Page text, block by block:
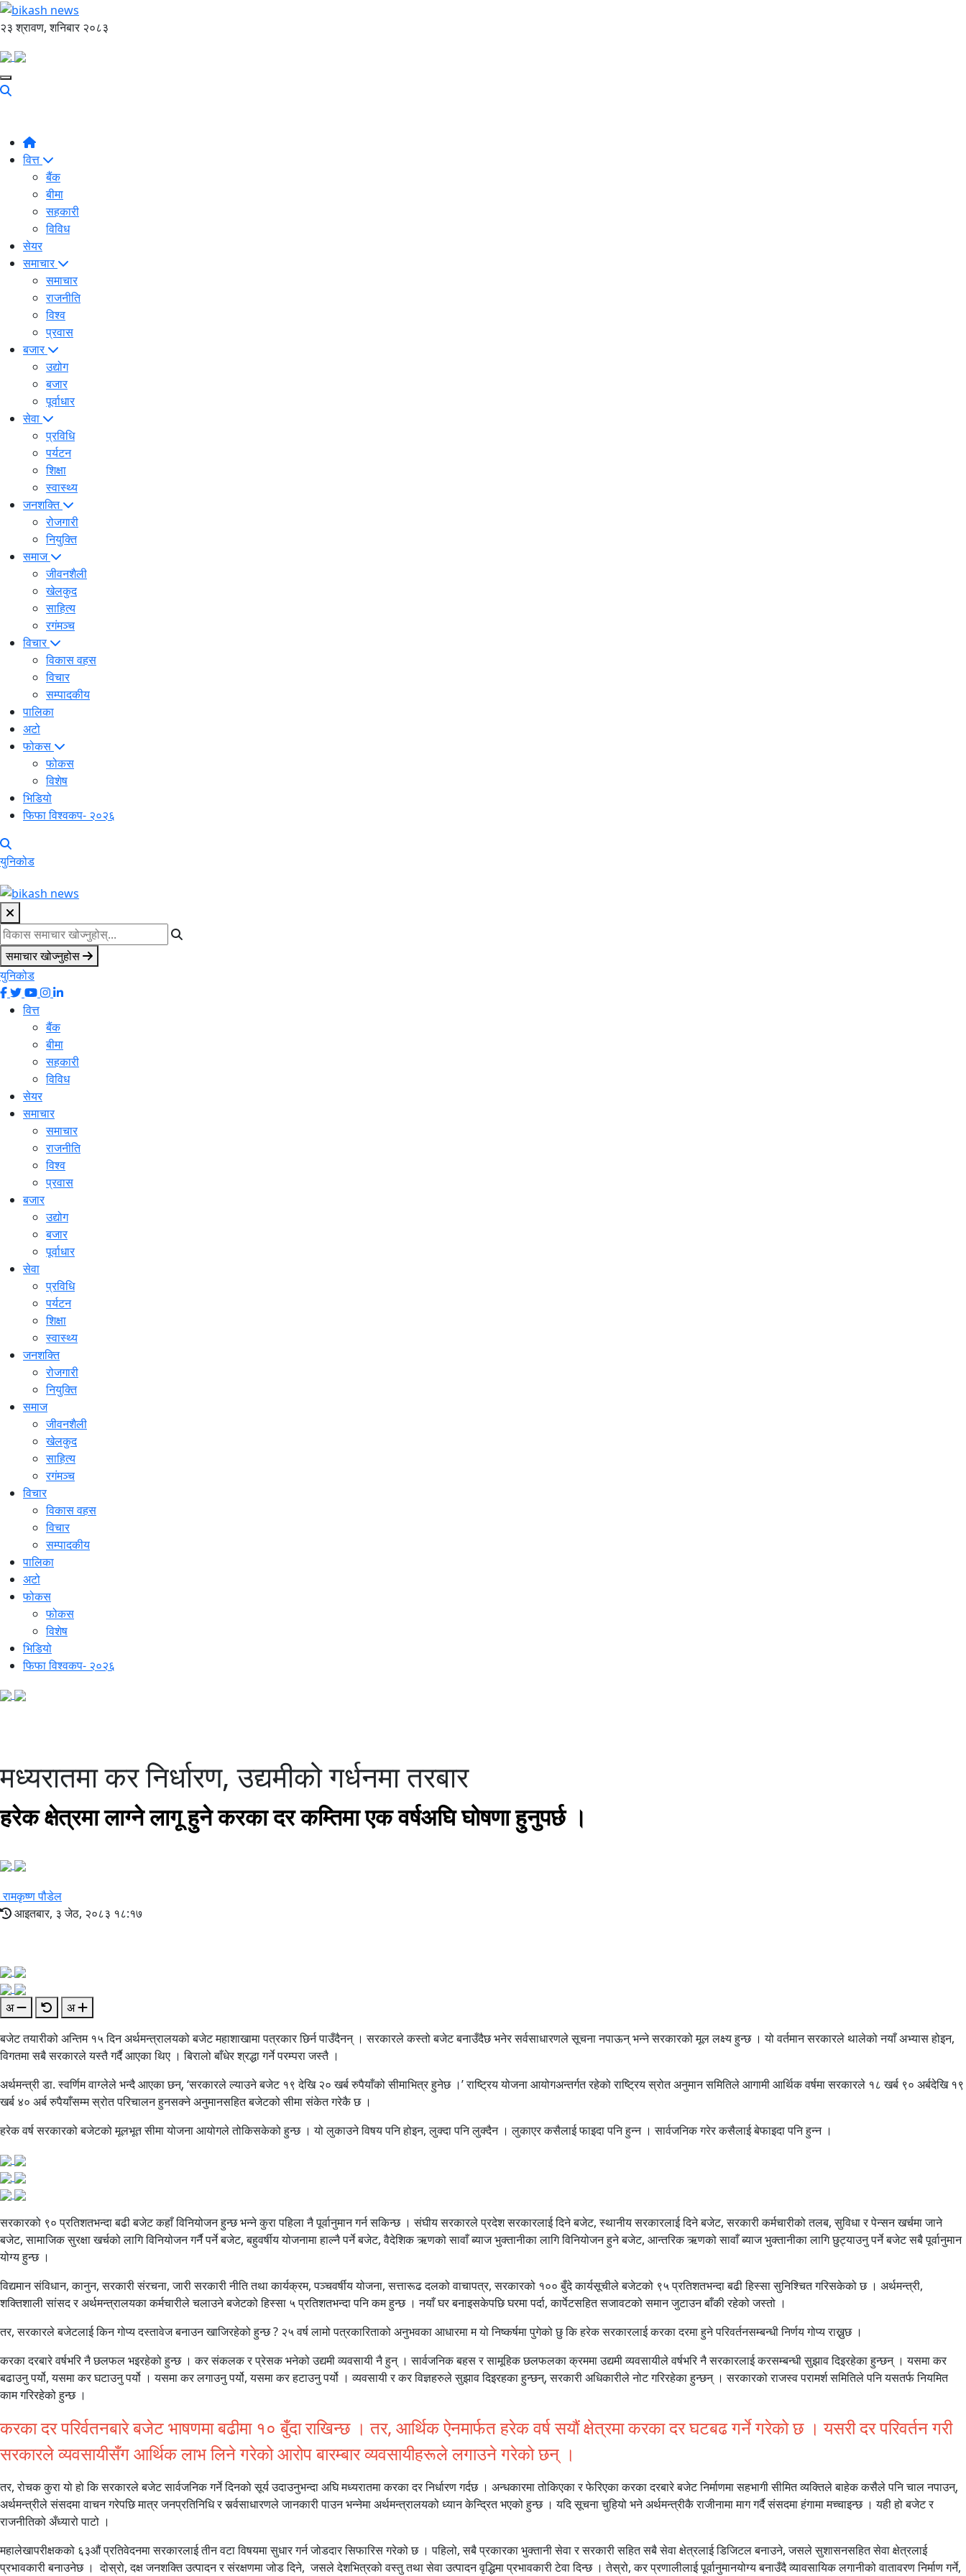
२३ श्रावण, शनिबार २०८३
वित्त
बैंक
बीमा
सहकारी
विविध
सेयर
समाचार
समाचार
राजनीति
विश्व
प्रवास
बजार
उद्योग
बजार
पूर्वाधार
सेवा
प्रविधि
पर्यटन
शिक्षा
स्वास्थ्य
जनशक्ति
रोजगारी
नियुक्ति
समाज
जीवनशैली
खेलकुद
साहित्य
रगंमञ्च
विचार
विकास वहस
विचार
सम्पादकीय
पालिका
अटो
फोकस
फोकस
विशेष
भिडियो
फिफा विश्वकप- २०२६
युनिकोड
समाचार खोज्नुहोस
युनिकोड
वित्त
बैंक
बीमा
सहकारी
विविध
सेयर
समाचार
समाचार
राजनीति
विश्व
प्रवास
बजार
उद्योग
बजार
पूर्वाधार
सेवा
प्रविधि
पर्यटन
शिक्षा
स्वास्थ्य
जनशक्ति
रोजगारी
नियुक्ति
समाज
जीवनशैली
खेलकुद
साहित्य
रगंमञ्च
विचार
विकास वहस
विचार
सम्पादकीय
पालिका
अटो
फोकस
फोकस
विशेष
भिडियो
फिफा विश्वकप- २०२६
मध्यरातमा कर निर्धारण, उद्यमीको गर्धनमा तरबार
हरेक क्षेत्रमा लाग्ने लागू हुने करका दर कम्तिमा एक वर्षअघि घोषणा हुनुपर्छ ।
रामकृष्ण पौडेल
आइतबार, ३ जेठ, २०८३ १८:१७
अ
अ
बजेट तयारीको अन्तिम १५ दिन अर्थमन्त्रालयको बजेट महाशाखामा पत्रकार छिर्न पाउँदैनन् । सरकारले कस्तो बजेट बनाउँदैछ भनेर सर्वसाधारणले सूचना नपाऊन् भन्ने सरकारको मूल लक्ष्य हुन्छ । यो वर्तमान सरकारले थालेको नयाँ अभ्यास होइन,
विगतमा सबै सरकारले यस्तै गर्दै आएका थिए । बिरालो बाँधेर श्रद्धा गर्ने परम्परा जस्तै ।
अर्थमन्त्री डा. स्वर्णिम वाग्लेले भन्दै आएका छन्, ‘सरकारले ल्याउने बजेट १९ देखि २० खर्ब रुपैयाँको सीमाभित्र हुनेछ ।’ राष्ट्रिय योजना आयोगअन्तर्गत रहेको राष्ट्रिय स्रोत अनुमान समितिले आगामी आर्थिक वर्षमा सरकारले १८ खर्ब ९० अर्बदेखि १९
खर्ब ४० अर्ब रुपैयाँसम्म स्रोत परिचालन हुनसक्ने अनुमानसहित बजेटको सीमा संकेत गरेकै छ ।
हरेक वर्ष सरकारको बजेटको मूलभूत सीमा योजना आयोगले तोकिसकेको हुन्छ । यो लुकाउने विषय पनि होइन, लुक्दा पनि लुक्दैन । लुकाएर कसैलाई फाइदा पनि हुन्न । सार्वजनिक गरेर कसैलाई बेफाइदा पनि हुन्न ।
सरकारको ९० प्रतिशतभन्दा बढी बजेट कहाँ विनियोजन हुन्छ भन्ने कुरा पहिला नै पूर्वानुमान गर्न सकिन्छ । संघीय सरकारले प्रदेश सरकारलाई दिने बजेट, स्थानीय सरकारलाई दिने बजेट, सरकारी कर्मचारीको तलब, सुविधा र पेन्सन खर्चमा जाने
बजेट, सामाजिक सुरक्षा खर्चको लागि विनियोजन गर्नै पर्ने बजेट, बहुवर्षीय योजनामा हाल्नै पर्ने बजेट, वैदेशिक ऋणको सावाँ ब्याज भुक्तानीका लागि विनियोजन हुने बजेट, आन्तरिक ऋणको सावाँ ब्याज भुक्तानीका लागि छुट्याउनु पर्ने बजेट सबै पूर्वानुमान
योग्य हुन्छ ।
विद्यमान संविधान, कानुन, सरकारी संरचना, जारी सरकारी नीति तथा कार्यक्रम, पञ्चवर्षीय योजना, सत्तारूढ दलको वाचापत्र, सरकारको १०० बुँदे कार्यसूचीले बजेटको ९५ प्रतिशतभन्दा बढी हिस्सा सुनिश्चित गरिसकेको छ । अर्थमन्त्री,
शक्तिशाली सांसद र अर्थमन्त्रालयका कर्मचारीले चलाउने बजेटको हिस्सा ५ प्रतिशतभन्दा पनि कम हुन्छ । नयाँ घर बनाइसकेपछि घरमा पर्दा, कार्पेटसहित सजावटको समान जुटाउन बाँकी रहेको जस्तो ।
तर, सरकारले बजेटलाई किन गोप्य दस्तावेज बनाउन खाजिरहेको हुन्छ ? २५ वर्ष लामो पत्रकारिताको अनुभवका आधारमा म यो निष्कर्षमा पुगेको छु कि हरेक सरकारलाई करका दरमा हुने परिवर्तनसम्बन्धी निर्णय गोप्य राख्नुछ ।
करका दरबारे वर्षभरि नै छलफल भइरहेको हुन्छ । कर संकलक र प्रेसक भनेको उद्यमी व्यवसायी नै हुन् । सार्वजनिक बहस र सामूहिक छलफलका क्रममा उद्यमी व्यवसायीले वर्षभरि नै सरकारलाई करसम्बन्धी सुझाव दिइरहेका हुन्छन् । यसमा कर
बढाउनु पर्यो, यसमा कर घटाउनु पर्यो । यसमा कर लगाउनु पर्यो, यसमा कर हटाउनु पर्यो । व्यवसायी र कर विज्ञहरुले सुझाव दिइरहका हुन्छन्, सरकारी अधिकारीले नोट गरिरहेका हुन्छन् । सरकारको राजस्व परामर्श समितिले पनि यसतर्फ नियमित
काम गरिरहेको हुन्छ ।
करका दर परिर्वतनबारे बजेट भाषणमा बढीमा १० बुँदा राखिन्छ । तर, आर्थिक ऐनमार्फत हरेक वर्ष सयौं क्षेत्रमा करका दर घटबढ गर्ने गरेको छ । यसरी दर परिवर्तन गरी
सरकारले व्यवसायीसँग आर्थिक लाभ लिने गरेको आरोप बारम्बार व्यवसायीहरूले लगाउने गरेको छन् ।
तर, रोचक कुरा यो हो कि सरकारले बजेट सार्वजनिक गर्ने दिनको सूर्य उदाउनुभन्दा अघि मध्यरातमा करका दर निर्धारण गर्दछ । अन्धकारमा तोकिएका र फेरिएका करका दरबारे बजेट निर्माणमा सहभागी सीमित व्यक्तिले बाहेक कसैले पनि चाल नपाउन्,
अर्थमन्त्रीले संसदमा वाचन गरेपछि मात्र जनप्रतिनिधि र सर्र्वसाधारणले जानकारी पाउन भन्नेमा अर्थमन्त्रालयको ध्यान केन्द्रित भएको हुन्छ । यदि सूचना चुहियो भने अर्थमन्त्रीकै राजीनामा माग गर्दै संसदमा हंगामा मच्चाइन्छ । यही हो बजेट र
राजनीतिको अँध्यारो पाटो ।
महालेखापरीक्षकको ६३औं प्रतिवेदनमा सरकारलाई तीन वटा विषयमा सुधार गर्न जोडदार सिफारिस गरेको छ । पहिलो, सबै प्रकारका भुक्तानी सेवा र सरकारी सहित सबै सेवा क्षेत्रलाई डिजिटल बनाउने, जसले सुशासनसहित सेवा क्षेत्रलाई
प्रभावकारी बनाउनेछ । दोस्रो, दक्ष जनशक्ति उत्पादन र संरक्षणमा जोड दिने, जसले देशभित्रको वस्तु तथा सेवा उत्पादन वृद्धिमा प्रभावकारी टेवा दिन्छ । तेस्रो, कर प्रणालीलाई पूर्वानुमानयोग्य बनाउँदै व्यावसायिक लगानीको वातावरण निर्माण गर्ने,